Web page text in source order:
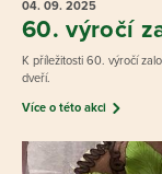
04. 09. 2025
60. výročí
K příležitosti 60. výročí
dveří.
Více o této akci